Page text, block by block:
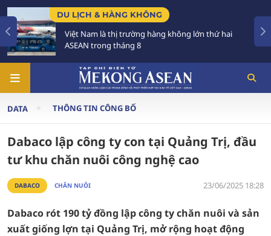
DU LỊCH & HÀNG KHÔNG
Việt Nam là thị trường hàng không lớn thứ hai
ASEAN trong tháng 8
DATA THÔNG TIN CÔNG BỐ
Dabaco lập công ty con tại Quảng Trị, đầu
tư khu chăn nuôi công nghệ cao
DABACO CHĂN NUÔI 23/06/2025 18:28
Dabaco rót 190 tỷ đồng lập công ty chăn nuôi và sản
xuất giống lợn tại Quảng Trị, mở rộng hoạt động